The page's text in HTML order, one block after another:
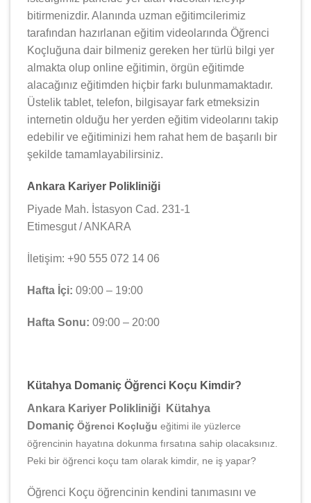
bitirmenizdir. Alanında uzman eğitimcilerimiz
tarafından hazırlanan eğitim videolarında Öğrenci
Koçluğuna dair bilmeniz gereken her türlü bilgi yer
almakta olup online eğitimin, örgün eğitimde
alacağınız eğitimden hiçbir farkı bulunmamaktadır.
Üstelik tablet, telefon, bilgisayar fark etmeksizin
internetin olduğu her yerden eğitim videolarını takip
edebilir ve eğitiminizi hem rahat hem de başarılı bir
şekilde tamamlayabilirsiniz.
Ankara Kariyer Polikliniği
Piyade Mah. İstasyon Cad. 231-1
Etimesgut / ANKARA
İletişim: +90 555 072 14 06
Hafta İçi: 09:00 – 19:00
Hafta Sonu: 09:00 – 20:00
Kütahya Domaniç Öğrenci Koçu Kimdir?
Ankara Kariyer Polikliniği Kütahya
Domaniç Öğrenci Koçluğu eğitimi ile yüzlerce
öğrencinin hayatına dokunma fırsatına sahip olacaksınız.
Peki bir öğrenci koçu tam olarak kimdir, ne iş yapar?
Öğrenci Koçu öğrencinin kendini tanımasını ve